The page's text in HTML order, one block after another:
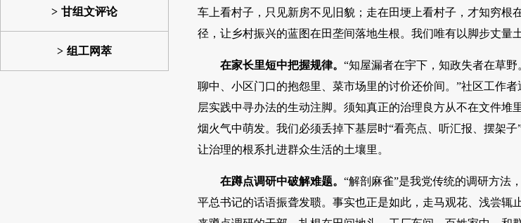
甘组文评论
组工网萃
车上看村子，只见新房不见旧貌；走在田埂上看村子，才知穷根
径，让乡村振兴的蓝图在田垄间落地生根。我们唯有以脚步丈量
在家长里短中把握规律。 “知屋漏者在宇下，知政失者在草
聊中、小区门口的抱怨里、菜市场里的讨价还价间。”社区工作
层实践中寻办法的生动注脚。须知真正的治理良方从不在文件堆
烟火气中萌发。我们必须丢掉下基层时“看亮点、听汇报、摆架
让治理的根系扎进群众生活的土壤里。
在蹲点调研中破解难题。 “解剖麻雀”是我党传统的调研方法
平总书记的话语振聋发聩。事实也正是如此，走马观花、浅尝